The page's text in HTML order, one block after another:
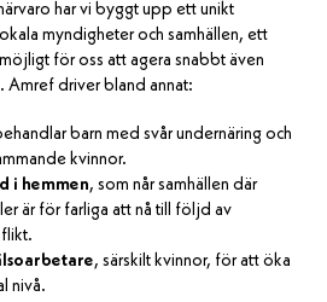
har vi byggt upp ett unikt
myndigheter och samhällen, ett
för oss att agera snabbt även
Amref driver bland annat:
barn med svår undernäring och
kvinnor.
i hemmen, som når samhällen där
är för farliga att nå till följd av
, särskilt kvinnor, för att öka
nivå.